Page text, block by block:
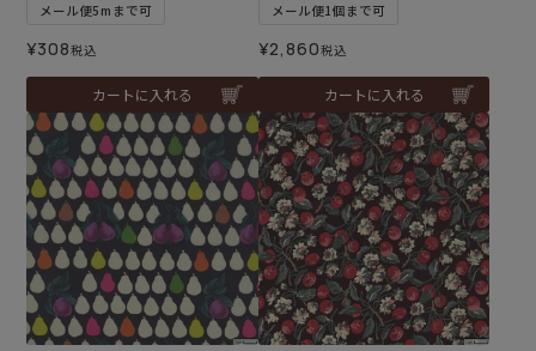
メール便5mまで可
¥308税込
カートに入れる
メール便1個まで可
¥2,860税込
カートに入れる